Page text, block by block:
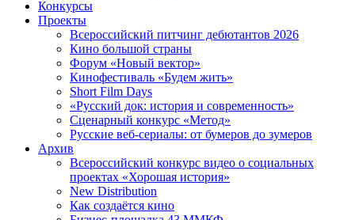
Конкурсы
Проекты
Всероссийский питчинг дебютантов 2026
Кино большой страны
Форум «Новый вектор»
Кинофестиваль «Будем жить»
Short Film Days
«Русский док: история и современность»
Сценарный конкурс «Метод»
Русские веб-сериалы: от бумеров до зумеров
Архив
Всероссийский конкурс видео о социальных
проектах «Хорошая история»
New Distribution
Как создаётся кино